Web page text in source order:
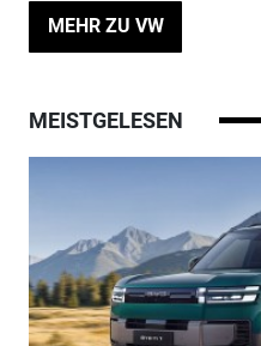
MEHR ZU VW
MEISTGELESEN